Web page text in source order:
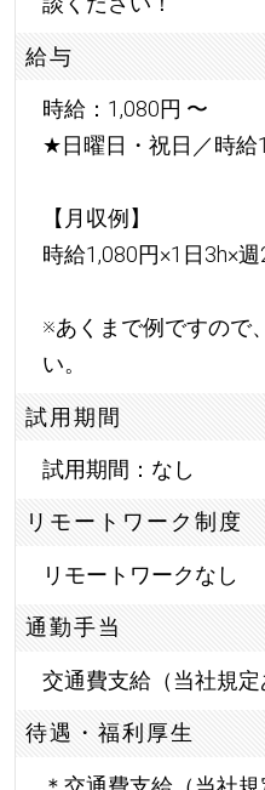
給与
時給：1,080円 〜
★日曜日・祝日／時給
【月収例】
時給1,080円×1日3h×
※あくまで例ですので
い。
試用期間
試用期間：なし
リモートワーク制度
リモートワークなし
通勤手当
交通費支給（当社規定
待遇・福利厚生